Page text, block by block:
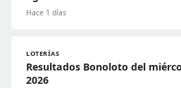
Hace 1 días
LOTERÍAS
Resultados Bonoloto del
2026